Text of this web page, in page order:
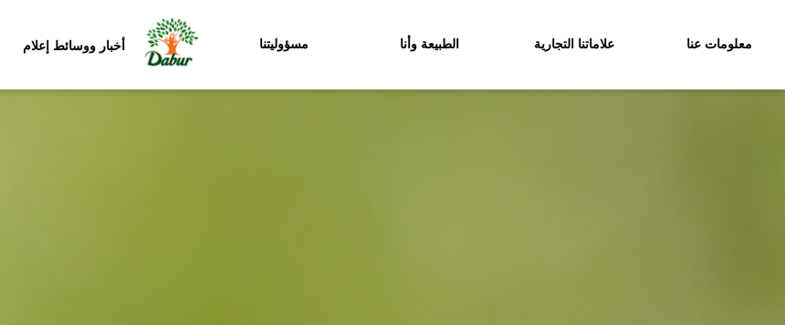
معلومات عنا علاماتنا التجارية الطبيعة وأنا مسؤوليتنا أخبار ووسائط إعلام